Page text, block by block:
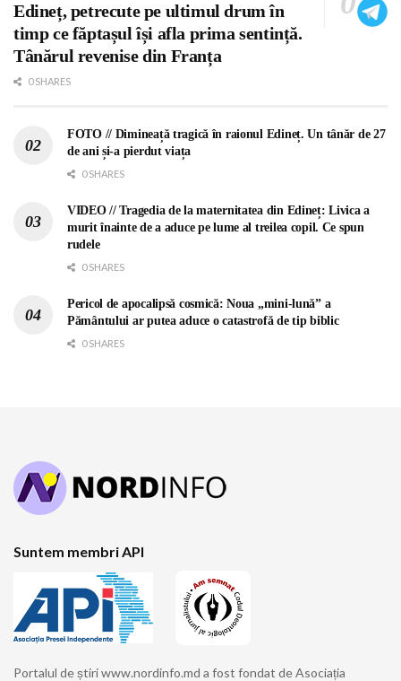
Edineț, petrecute pe ultimul drum în
timp ce făptașul își afla prima sentință.
Tânărul revenise din Franța
0 SHARES
FOTO // Dimineață tragică în raionul Edineț. Un tânăr de 27
de ani și-a pierdut viața
0 SHARES
VIDEO // Tragedia de la maternitatea din Edineț: Livica a
murit înainte de a aduce pe lume al treilea copil. Ce spun
rudele
0 SHARES
Pericol de apocalipsă cosmică: Noua „mini-lună” a
Pământului ar putea aduce o catastrofă de tip biblic
0 SHARES
Suntem membri API
Portalul de știri www.nordinfo.md a fost fondat de Asociația